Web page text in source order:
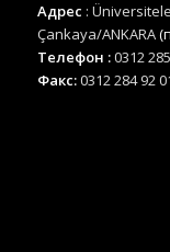
Адрес :
Çankaya/ANKARA
Телефон :0312
Факс:0312 284 92